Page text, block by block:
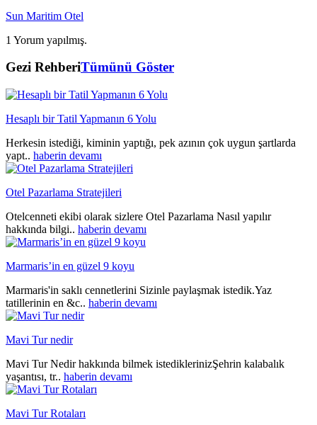
Sun Maritim Otel
1 Yorum yapılmış.
Gezi RehberiTümünü Göster
Hesaplı bir Tatil Yapmanın 6 Yolu
Herkesin istediği, kiminin yaptığı, pek azının çok uygun şartlarda
yapt.. haberin devamı
Otel Pazarlama Stratejileri
Otelcenneti ekibi olarak sizlere Otel Pazarlama Nasıl yapılır
hakkında bilgi.. haberin devamı
Marmaris’in en güzel 9 koyu
Marmaris'in saklı cennetlerini Sizinle paylaşmak istedik.Yaz
tatillerinin en &c.. haberin devamı
Mavi Tur nedir
Mavi Tur Nedir hakkında bilmek istediklerinizŞehrin kalabalık
yaşantısı, tr.. haberin devamı
Mavi Tur Rotaları